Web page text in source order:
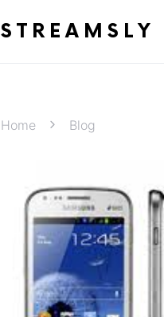
STREAMSLY
Home Blog